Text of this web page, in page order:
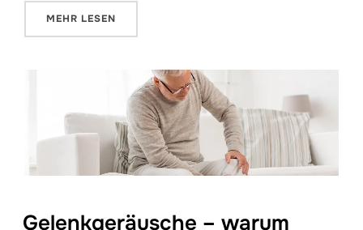
MEHR ÜBER „GESUNDER ARBEITSPLATZ: TIPPS GEGEN
LESEN
Gelenkgeräusche – warum